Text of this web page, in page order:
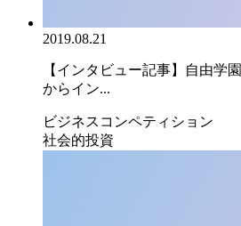
2019.08.21
【インタビュー記事】自由学
からイン...
ビジネスコンペティション
社会的投資